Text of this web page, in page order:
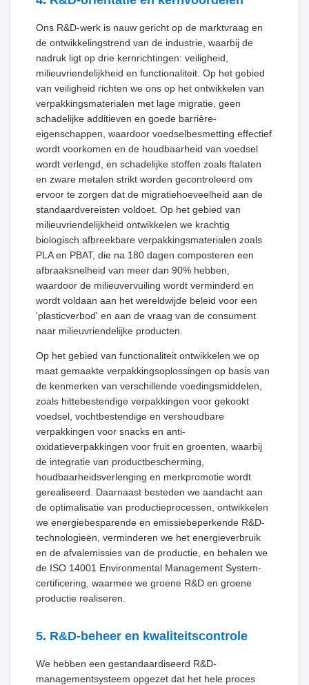
Ons R&D-werk is nauw gericht op de marktvraag en
de ontwikkelingstrend van de industrie, waarbij de
nadruk ligt op drie kernrichtingen: veiligheid,
milieuvriendelijkheid en functionaliteit. Op het gebied
van veiligheid richten we ons op het ontwikkelen van
verpakkingsmaterialen met lage migratie, geen
schadelijke additieven en goede barrière-
eigenschappen, waardoor voedselbesmetting effectief
wordt voorkomen en de houdbaarheid van voedsel
wordt verlengd, en schadelijke stoffen zoals ftalaten
en zware metalen strikt worden gecontroleerd om
ervoor te zorgen dat de migratiehoeveelheid aan de
standaardvereisten voldoet. Op het gebied van
milieuvriendelijkheid ontwikkelen we krachtig
biologisch afbreekbare verpakkingsmaterialen zoals
PLA en PBAT, die na 180 dagen composteren een
afbraaksnelheid van meer dan 90% hebben,
waardoor de milieuvervuiling wordt verminderd en
wordt voldaan aan het wereldwijde beleid voor een
'plasticverbod' en aan de vraag van de consument
naar milieuvriendelijke producten.
Op het gebied van functionaliteit ontwikkelen we op
maat gemaakte verpakkingsoplossingen op basis van
de kenmerken van verschillende voedingsmiddelen,
zoals hittebestendige verpakkingen voor gekookt
voedsel, vochtbestendige en vershoudbare
verpakkingen voor snacks en anti-
oxidatieverpakkingen voor fruit en groenten, waarbij
de integratie van productbescherming,
houdbaarheidsverlenging en merkpromotie wordt
gerealiseerd. Daarnaast besteden we aandacht aan
de optimalisatie van productieprocessen, ontwikkelen
we energiebesparende en emissiebeperkende R&D-
technologieën, verminderen we het energieverbruik
en de afvalemissies van de productie, en behalen we
de ISO 14001 Environmental Management System-
certificering, waarmee we groene R&D en groene
productie realiseren.
5. R&D-beheer en kwaliteitscontrole
We hebben een gestandaardiseerd R&D-
managementsysteem opgezet dat het hele proces